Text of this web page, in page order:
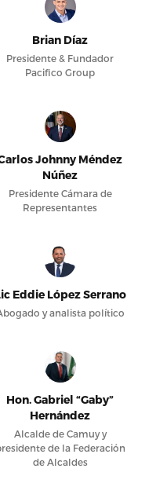
Brian Díaz
Presidente & Fundador
Pacifico Group
Johnny Méndez
Núñez
Presidente Cámara de
Representantes
Eddie López Serrano
y analista político
Hon. Gabriel “Gaby”
Hernández
Alcalde de Camuy y
de la Federación
de Alcaldes